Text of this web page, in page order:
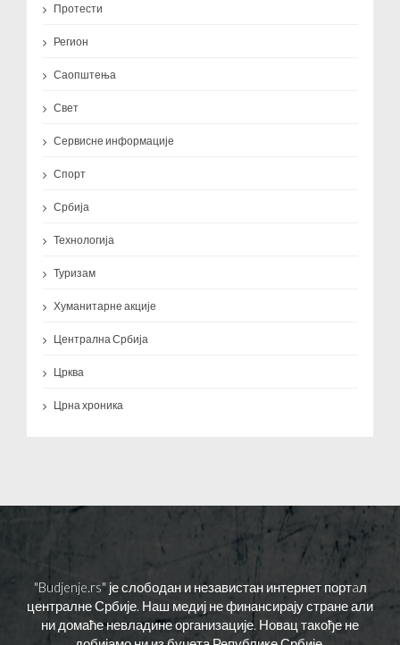
Протести
Регион
Саопштења
Свет
Сервисне информације
Спорт
Србија
Технологија
Туризам
Хуманитарне акције
Централна Србија
Црква
Црна хроника
"Budjenje.rs" је слободан и независтан интернет портaл
централне Србије. Наш медиј не финансирају стране али
ни домаће невладине организације. Новац такође не